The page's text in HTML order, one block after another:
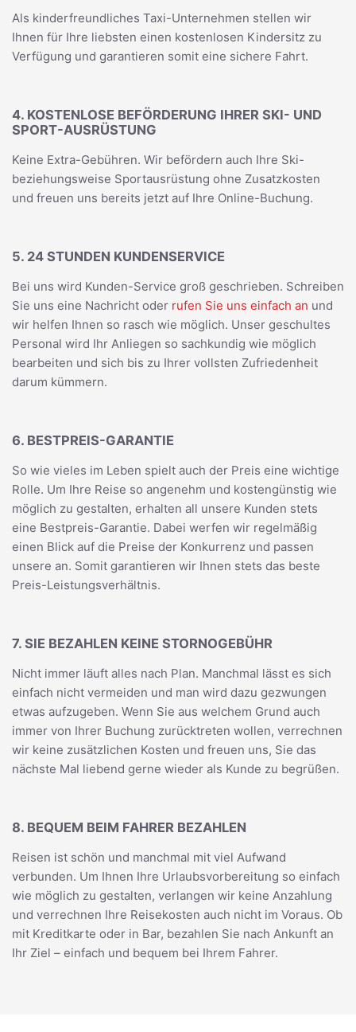
Als kinderfreundliches Taxi-Unternehmen stellen wir
Ihnen für Ihre liebsten einen kostenlosen Kindersitz zu
Verfügung und garantieren somit eine sichere Fahrt.
4. KOSTENLOSE BEFÖRDERUNG IHRER SKI- UND
SPORT-AUSRÜSTUNG
Keine Extra-Gebühren. Wir befördern auch Ihre Ski-
beziehungsweise Sportausrüstung ohne Zusatzkosten
und freuen uns bereits jetzt auf Ihre Online-Buchung.
5. 24 STUNDEN KUNDENSERVICE
Bei uns wird Kunden-Service groß geschrieben. Schreiben
Sie uns eine Nachricht oder rufen Sie uns einfach an und
wir helfen Ihnen so rasch wie möglich. Unser geschultes
Personal wird Ihr Anliegen so sachkundig wie möglich
bearbeiten und sich bis zu Ihrer vollsten Zufriedenheit
darum kümmern.
6. BESTPREIS-GARANTIE
So wie vieles im Leben spielt auch der Preis eine wichtige
Rolle. Um Ihre Reise so angenehm und kostengünstig wie
möglich zu gestalten, erhalten all unsere Kunden stets
eine Bestpreis-Garantie. Dabei werfen wir regelmäßig
einen Blick auf die Preise der Konkurrenz und passen
unsere an. Somit garantieren wir Ihnen stets das beste
Preis-Leistungsverhältnis.
7. SIE BEZAHLEN KEINE STORNOGEBÜHR
Nicht immer läuft alles nach Plan. Manchmal lässt es sich
einfach nicht vermeiden und man wird dazu gezwungen
etwas aufzugeben. Wenn Sie aus welchem Grund auch
immer von Ihrer Buchung zurücktreten wollen, verrechnen
wir keine zusätzlichen Kosten und freuen uns, Sie das
nächste Mal liebend gerne wieder als Kunde zu begrüßen.
8. BEQUEM BEIM FAHRER BEZAHLEN
Reisen ist schön und manchmal mit viel Aufwand
verbunden. Um Ihnen Ihre Urlaubsvorbereitung so einfach
wie möglich zu gestalten, verlangen wir keine Anzahlung
und verrechnen Ihre Reisekosten auch nicht im Voraus. Ob
mit Kreditkarte oder in Bar, bezahlen Sie nach Ankunft an
Ihr Ziel – einfach und bequem bei Ihrem Fahrer.